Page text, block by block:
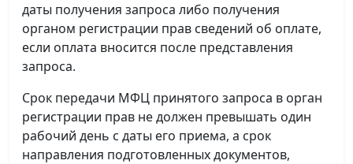
даты получения запроса либо получения
органом регистрации прав сведений об оплате,
если оплата вносится после представления
запроса.
Срок передачи МФЦ принятого запроса в орган
регистрации прав не должен превышать один
рабочий день с даты его приема, а срок
направления подготовленных документов,